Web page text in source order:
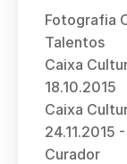
Fotografia
Talentos
Caixa
18.10.2015
Caixa
24.11.2015
Curador